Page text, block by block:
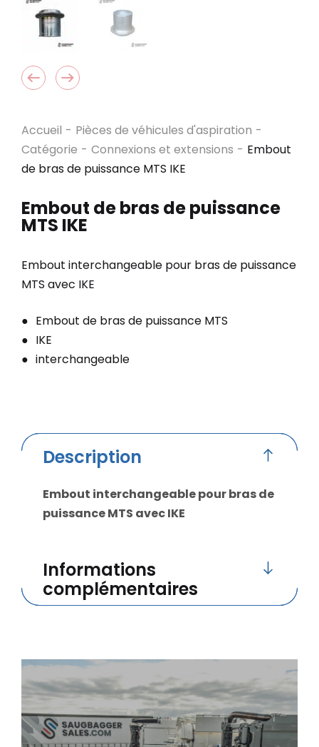
Accueil - Pièces de véhicules d'aspiration -
Catégorie - Connexions et extensions - Embout
de bras de puissance MTS IKE
Embout de bras de puissance
MTS IKE
Embout interchangeable pour bras de puissance
MTS avec IKE
Embout de bras de puissance MTS
IKE
interchangeable
Description
Embout interchangeable pour bras de
puissance MTS avec IKE
Informations
complémentaires